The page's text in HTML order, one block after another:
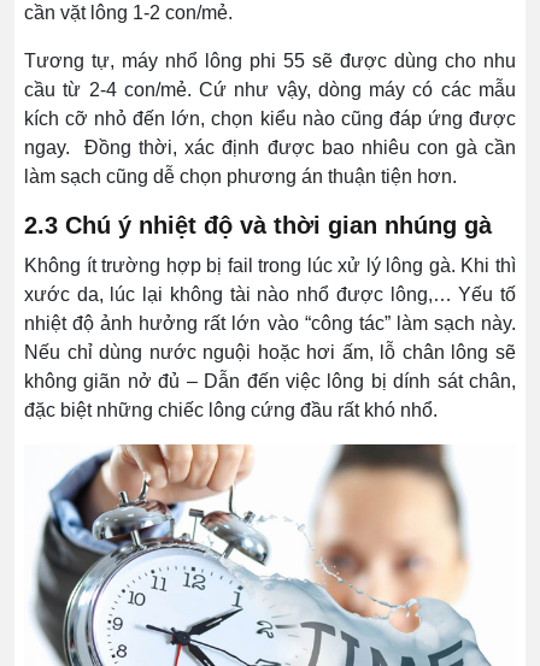
cần vặt lông 1-2 con/mẻ.
Tương tự, máy nhổ lông phi 55 sẽ được dùng cho nhu
cầu từ 2-4 con/mẻ. Cứ như vậy, dòng máy có các mẫu
kích cỡ nhỏ đến lớn, chọn kiểu nào cũng đáp ứng được
ngay. Đồng thời, xác định được bao nhiêu con gà cần
làm sạch cũng dễ chọn phương án thuận tiện hơn.
2.3 Chú ý nhiệt độ và thời gian nhúng gà
Không ít trường hợp bị fail trong lúc xử lý lông gà. Khi thì
xước da, lúc lại không tài nào nhổ được lông,… Yếu tố
nhiệt độ ảnh hưởng rất lớn vào “công tác” làm sạch này.
Nếu chỉ dùng nước nguội hoặc hơi ấm, lỗ chân lông sẽ
không giãn nở đủ – Dẫn đến việc lông bị dính sát chân,
đặc biệt những chiếc lông cứng đầu rất khó nhổ.